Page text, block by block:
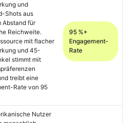
und
Shots aus
Abstand für
Reichweite.
mit flacher
und 45-
stimmt mit
treibt eine
Rate von 95
95 %+
Engagement-
Rate
Nutzer